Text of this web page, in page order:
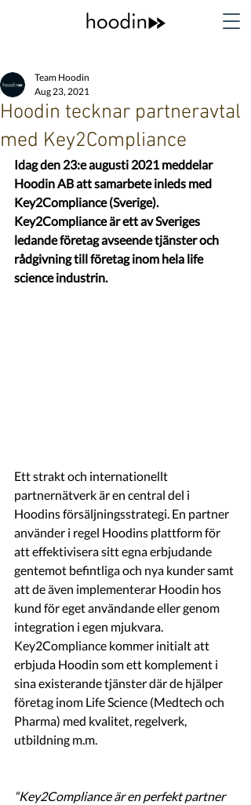
Hoodin tecknar partneravtal
med Key2Compliance
Team Hoodin
Aug 23, 2021
Idag den 23:e augusti 2021 meddelar
Hoodin AB att samarbete inleds med
Key2Compliance (Sverige).
Key2Compliance är ett av Sveriges
ledande företag avseende tjänster och
rådgivning till företag inom hela life
science industrin.
Ett strakt och internationellt
partnernätverk är en central del i
Hoodins försäljningsstrategi. En partner
använder i regel Hoodins plattform för
att effektivisera sitt egna erbjudande
gentemot befintliga och nya kunder samt
att de även implementerar Hoodin hos
kund för eget användande eller genom
integration i egen mjukvara.
Key2Compliance kommer initialt att
erbjuda Hoodin som ett komplement i
sina existerande tjänster där de hjälper
företag inom Life Science (Medtech och
Pharma) med kvalitet, regelverk,
utbildning m.m.
“Key2Compliance är en perfekt partner